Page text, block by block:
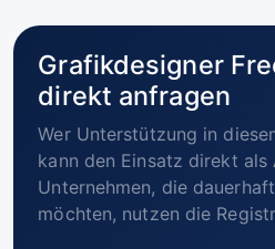
Grafikdesigner
direkt anfragen
Wer Unterstützung in
kann den Einsatz direkt als
Unternehmen, die
möchten, nutzen die